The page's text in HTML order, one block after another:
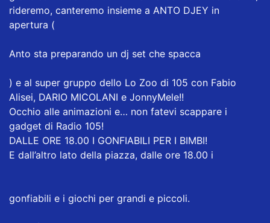
rideremo, canteremo insieme a ANTO DJEY in
apertura (
Anto sta preparando un dj set che spacca
) e al super gruppo dello Lo Zoo di 105 con Fabio
Alisei, DARIO MICOLANI e JonnyMele!!
Occhio alle animazioni e… non fatevi scappare i
gadget di Radio 105!
DALLE ORE 18.00 I GONFIABILI PER I BIMBI!
E dall’altro lato della piazza, dalle ore 18.00 i
gonfiabili e i giochi per grandi e piccoli.